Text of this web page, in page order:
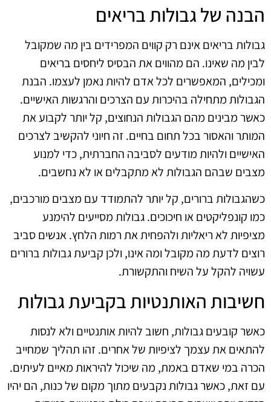
הבנה של גבולות בריאים
גבולות בריאים אינם רק קווים המפרידים בין מה שמקובל
לבין מה שאינו. הם מהווים את הבסיס ליחסים בריאים
ומכילים, המאפשרים לכל אדם להיות נאמן לעצמו. הבנת
הגבולות מתחילה בהיכרות עם הצרכים והרגשות האישיים.
כאשר מבינים מהם הגבולות הנחוצים, קל יותר לקבוע את
המותר והאסור בכל תחום בחיים. זה חיוני להקשיב לצרכים
האישיים ולהיות מודעים לסביבה החברתית, כדי למנוע
מצבים שבהם הגבולות לא מתקבלים או לא נחשבים.
כשהגבולות ברורים, קל יותר להתמודד עם מצבים מורכבים,
כמו קונפליקטים או חיכוכים. גבולות מסייעים להימנע
מציפיות לא ריאליות ולהפחית את רמות הלחץ. אנשים סביב
רוצים לדעת מה מקובל ומה אינו, ולכן קביעת גבולות ברורים
עשויה להקל על השיח והתקשורת.
חשיבות האותנטיות בקביעת גבולות
כאשר קובעים גבולות, חשוב להיות אותנטיים ולא לנסות
להתאים את עצמך לציפיות של אחרים. זהו תהליך שמחייב
הכרה במי שאדם באמת, מה שיכול להיראות מאיים לעיתים.
עם זאת, כאשר גבולות נקבעים מתוך מקום של כנות, הם יהיו